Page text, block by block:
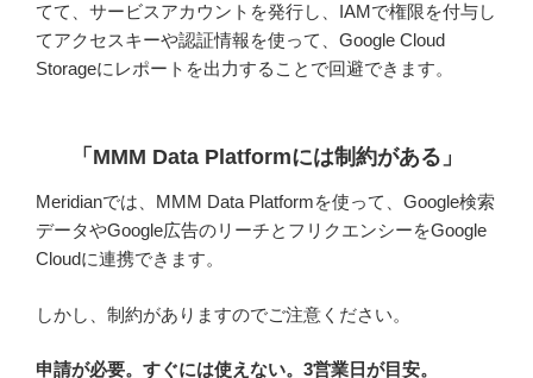
てて、サービスアカウントを発行し、IAMで権限を付与し
てアクセスキーや認証情報を使って、Google Cloud
Storageにレポートを出力することで回避できます。
「MMM Data Platformには制約がある 」
Meridianでは、MMM Data Platformを使って、Google検索
データやGoogle広告のリーチとフリクエンシーをGoogle
Cloudに連携できます。
しかし、制約がありますのでご注意ください。
申請が必要。すぐには使えない。3営業日が目安。